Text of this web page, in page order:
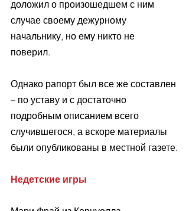
доложил о произошедшем с ним
случае своему дежурному
начальнику, но ему никто не
поверил.
Однако рапорт был все же составлен
– по уставу и с достаточно
подробным описанием всего
случившегося, а вскоре материалы
были опубликованы в местной газете.
Недетские игры